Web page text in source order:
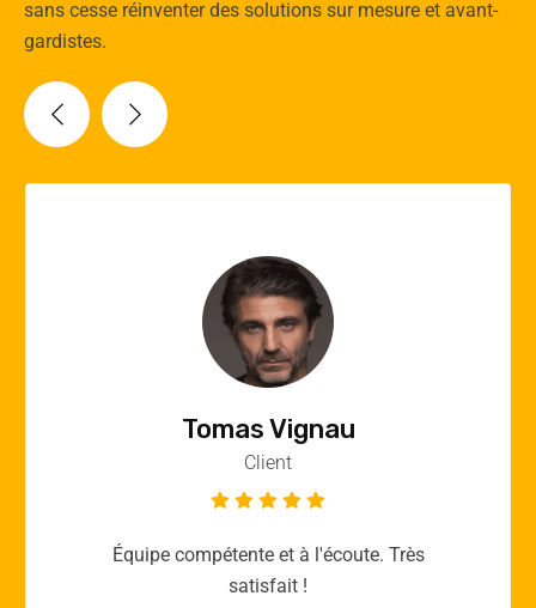
sans cesse réinventer des solutions sur mesure et avant-
gardistes.
Vincent Quere
Client
Merci yellow365.work pour votre expertise!